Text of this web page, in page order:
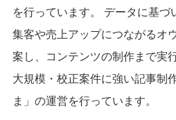
を行っています。 データに基づ
集客や売上アップにつながるオ
案し、コンテンツの制作まで実
大規模・校正案件に強い記事制
ま」 の運営を行っています。